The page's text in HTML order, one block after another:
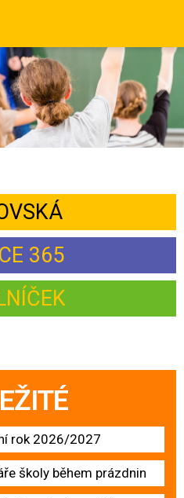
365
rok 2026/2027
školy během prázdnin